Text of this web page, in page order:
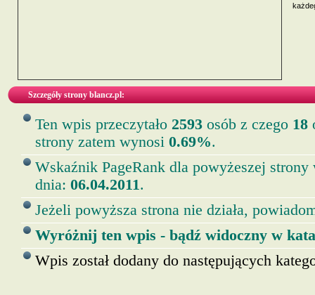
Szczegóły strony blancz.pl:
Ten wpis przeczytało 2593 osób z czego 18
strony zatem wynosi 0.69%.
Wskaźnik PageRank dla powyżeszej strony
dnia: 06.04.2011.
Jeżeli powyższa strona nie działa,
Wyróżnij ten wpis - bądź widoczny w
Wpis został dodany do następujących